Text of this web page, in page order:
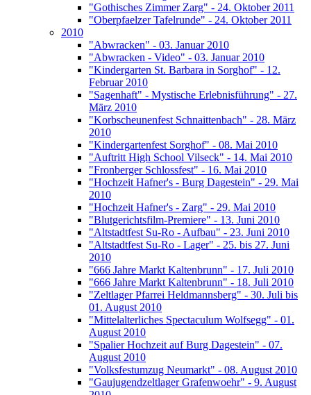
"Gothisches Zimmer Zarg" - 24. Oktober 2011
"Oberpfaelzer Tafelrunde" - 24. Oktober 2011
2010
"Abwracken" - 03. Januar 2010
"Abwracken - Video" - 03. Januar 2010
"Kindergarten St. Barbara in Sorghof" - 12.
Februar 2010
"Sagenhaft" - Mystische Erlebnisführung" - 27.
März 2010
"Korbscheunenfest Schnaittenbach" - 28. März
2010
"Kindergartenfest Sorghof" - 08. Mai 2010
"Auftritt High School Vilseck" - 14. Mai 2010
"Fronberger Schlossfest" - 16. Mai 2010
"Hochzeit Hafner's - Burg Dagestein" - 29. Mai
2010
"Hochzeit Hafner's - Zarg" - 29. Mai 2010
"Blutgerichtsfilm-Premiere" - 13. Juni 2010
"Altstadtfest Su-Ro - Aufbau" - 23. Juni 2010
"Altstadtfest Su-Ro - Lager" - 25. bis 27. Juni
2010
"666 Jahre Markt Kaltenbrunn" - 17. Juli 2010
"666 Jahre Markt Kaltenbrunn" - 18. Juli 2010
"Zeltlager Pfarrei Heldmannsberg" - 30. Juli bis
01. August 2010
"Mittelalterliches Spectaculum Wolfsegg" - 01.
August 2010
"Spalier Hochzeit auf Burg Dagestein" - 07.
August 2010
"Volksfestumzug Neumarkt" - 08. August 2010
"Gaujugendzeltlager Grafenwoehr" - 9. August